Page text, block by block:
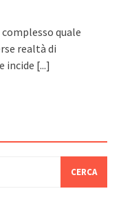
quale
realtà di
incide [...]